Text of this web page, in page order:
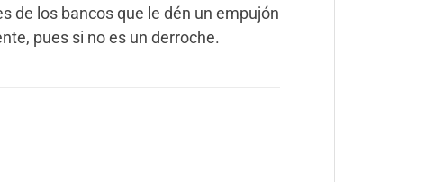
de los bancos que le dén un empujón
pues si no es un derroche.